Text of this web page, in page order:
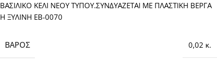
ΒΑΣΙΛΙΚΟ ΚΕΛΙ ΝΕΟΥ ΤΥΠΟΥ.ΣΥΝΔΥΑΖΕΤΑΙ ΜΕ ΠΛΑΣΤΙΚΗ ΒΕΡΓΑ
Η ΞΥΛΙΝΗ EB-0070
ΒΆΡΟΣ 0,02 κ.